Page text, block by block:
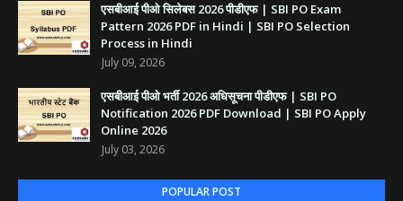
एसबीआई पीओ सिलेबस 2026 पीडीएफ | SBI PO Exam
Pattern 2026 PDF in Hindi | SBI PO Selection
Process in Hindi
July 09, 2026
एसबीआई पीओ भर्ती 2026 अधिसूचना पीडीएफ | SBI PO
Notification 2026 PDF Download | SBI PO Apply
Online 2026
July 03, 2026
POPULAR POST